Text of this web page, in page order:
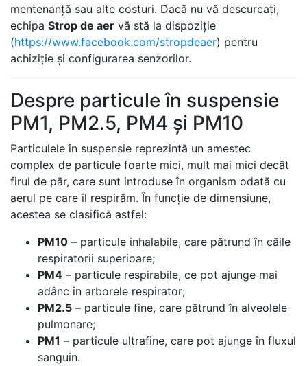
mentenanță sau alte costuri. Dacă nu vă descurcați,
echipa Strop de aer vă stă la dispoziție
(https://www.facebook.com/stropdeaer) pentru
achiziție și configurarea senzorilor.
Despre particule în suspensie
PM1, PM2.5, PM4 și PM10
Particulele în suspensie reprezintă un amestec
complex de particule foarte mici, mult mai mici decât
firul de păr, care sunt introduse în organism odată cu
aerul pe care îl respirăm. În funcție de dimensiune,
acestea se clasifică astfel:
PM10 – particule inhalabile, care pătrund în căile
respiratorii superioare;
PM4 – particule respirabile, ce pot ajunge mai
adânc în arborele respirator;
PM2.5 – particule fine, care pătrund în alveolele
pulmonare;
PM1 – particule ultrafine, care pot ajunge în fluxul
sanguin.